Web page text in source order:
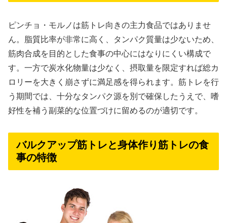
ピンチョ・モルノは筋トレ向きの主力食品ではありませ
ん。脂質比率が非常に高く、タンパク質量は少ないため、
筋肉合成を目的とした食事の中心にはなりにくい構成で
す。一方で炭水化物量は少なく、摂取量を限定すれば総カ
ロリーを大きく崩さずに満足感を得られます。筋トレを行
う期間では、十分なタンパク源を別で確保したうえで、嗜
好性を補う副菜的な位置づけに留めるのが適切です。
バルクアップ筋トレと身体作り筋トレの食
事の特徴